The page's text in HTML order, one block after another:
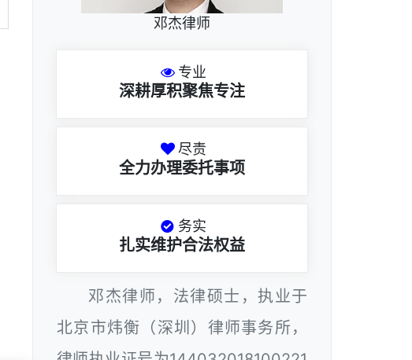
邓杰律师
专业
深耕厚积聚焦专注
尽责
全力办理委托事项
务实
扎实维护合法权益
邓杰律师，法律硕士，执业于
北京市炜衡（深圳）律师事务所，